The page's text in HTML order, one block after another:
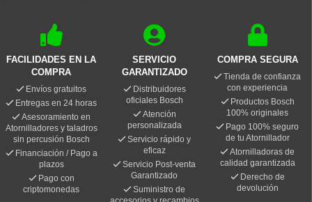
FACILIDADES EN LA
COMPRA
Envíos gratuitos
Entregas en 24 horas
Asesoramiento en
Atornilladores y taladros
sin percusión Bosch
Financiación / Pago a
plazos
Pago con
criptomonedas
SERVICIO
GARANTIZADO
Distribuidores
oficiales Bosch
Atención
personalizada
Servicio rápido y
eficaz
Servicio Post-venta
Garantizado
Suministro de
COMPRA SEGURA
Tienda de confianza
con experiencia
Productos Bosch
100% originales
Pago 100% seguro
de tu Atornillador
Atornilladoras de
calidad garantizada
Derecho de
devolución